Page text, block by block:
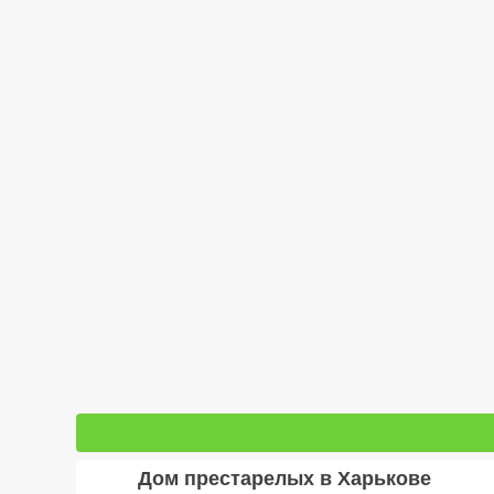
Дом престарелых в Харькове